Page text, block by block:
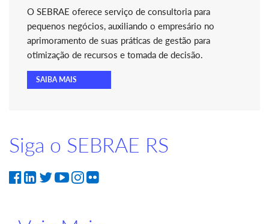
O SEBRAE oferece serviço de consultoria para
pequenos negócios, auxiliando o empresário no
aprimoramento de suas práticas de gestão para
otimização de recursos e tomada de decisão.
SAIBA MAIS
Siga o SEBRAE RS